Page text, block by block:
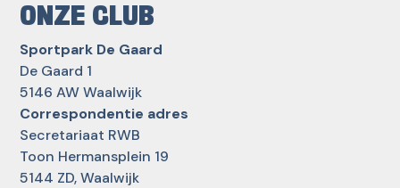
ONZE CLUB
Sportpark De Gaard
De Gaard 1
5146 AW Waalwijk
Correspondentie adres
Secretariaat RWB
Toon Hermansplein 19
5144 ZD, Waalwijk